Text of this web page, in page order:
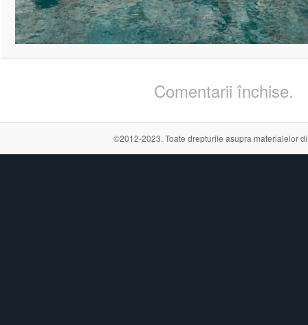
Comentarii închise.
©2012-2023. Toate drepturile asupra materialelor